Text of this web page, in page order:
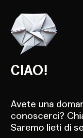
CIAO!
Avete una
conoscerci?
Saremo lieti di